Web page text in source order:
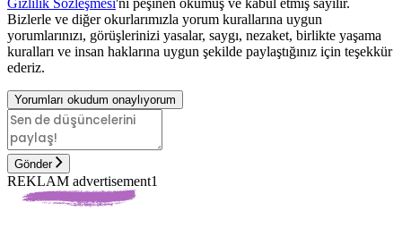
Bizlerle ve diğer okurlarımızla yorum kurallarına uygun
yorumlarınızı, görüşlerinizi yasalar, saygı, nezaket, birlikte yaşama
kuralları ve insan haklarına uygun şekilde paylaştığınız için teşekkür
ederiz.
Yorumları okudum onaylıyorum
Gönder
REKLAM advertisement1